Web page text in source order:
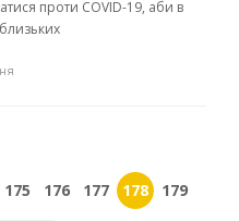
проти СOVID-19, аби в
175 176 177 178 179